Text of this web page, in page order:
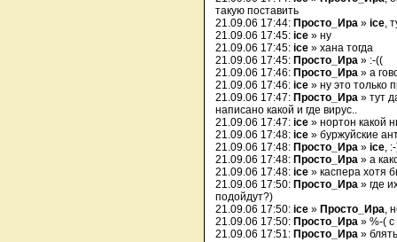
такую поставить
21.09.06 17:44: Просто_Ира » ice,
21.09.06 17:45: ice » ну
21.09.06 17:45: ice » хана тогда
21.09.06 17:45: Просто_Ира » :-((
21.09.06 17:46: Просто_Ира » а
21.09.06 17:46: ice » ну это только
21.09.06 17:47: Просто_Ира » тут
написано какой и где вирус..
21.09.06 17:47: ice » нортон какой
21.09.06 17:48: ice » буржуйские
21.09.06 17:48: Просто_Ира » ice,
21.09.06 17:48: Просто_Ира » а
21.09.06 17:48: ice » каспера хотя
21.09.06 17:50: Просто_Ира » где
подойдут?)
21.09.06 17:50: ice » Просто_Ира,
21.09.06 17:50: Просто_Ира » %-( с
21.09.06 17:51: Просто_Ира »